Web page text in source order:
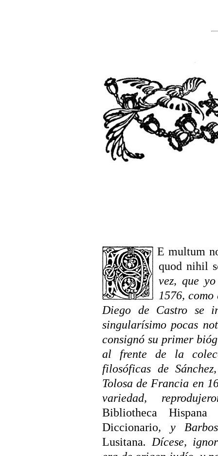
DE multum
quod nihil
vez, que
1576,
Diego de Castro se
singularísimo pocas
consignó su primer
al frente de la
filosóficas de
Tolosa de Francia en
variedad,
Bibliotheca Hispana
Diccionario, y
Lusitana. Dícese,